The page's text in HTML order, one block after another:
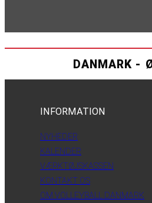
DANMARK -
INFORMATION
NYHEDER
KALENDER
VÆRKTØJSKASSEN
KONTAKT OS
OM VOLLEYBALL DANMARK